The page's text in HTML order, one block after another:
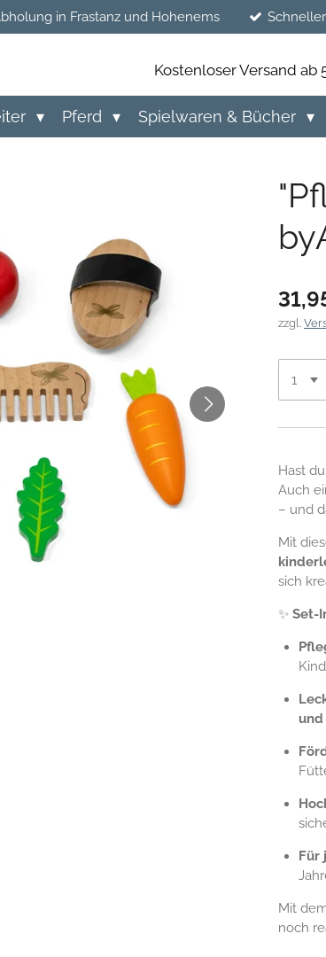
in Frastanz und Hohenems
Kostenloser Versand ab
Pferd Spielwaren & Bücher
zzgl.
Hast
Auch
– und
Mit
sich
✨ Set-
Für
Mit
noch